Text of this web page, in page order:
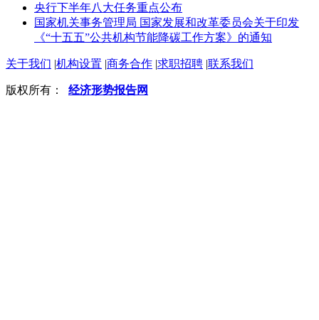
央行下半年八大任务重点公布
国家机关事务管理局 国家发展和改革委员会关于印发
《“十五五”公共机构节能降碳工作方案》的通知
关于我们 |机构设置 |商务合作 |求职招聘 |联系我们
版权所有： 经济形势报告网